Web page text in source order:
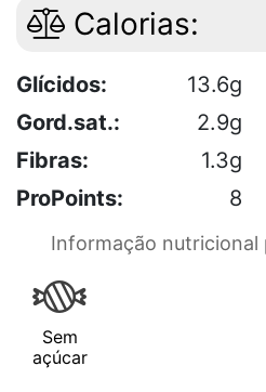
Calorias:
Glícidos: 13.6g
Gord.sat.:
2.9g
Fibras:
1.3g
ProPoints:
8
Informação nutricional
Sem
açúcar